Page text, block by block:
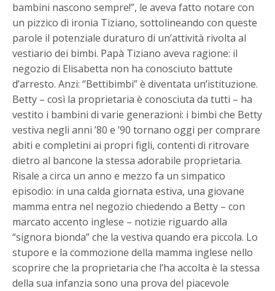
bambini nascono sempre!”, le aveva fatto notare con
un pizzico di ironia Tiziano, sottolineando con queste
parole il potenziale duraturo di un’attività rivolta al
vestiario dei bimbi. Papà Tiziano aveva ragione: il
negozio di Elisabetta non ha conosciuto battute
d’arresto. Anzi: “Bettibimbi” è diventata un’istituzione.
Betty – così la proprietaria è conosciuta da tutti – ha
vestito i bambini di varie generazioni: i bimbi che Betty
vestiva negli anni ’80 e ’90 tornano oggi per comprare
abiti e completini ai propri figli, contenti di ritrovare
dietro al bancone la stessa adorabile proprietaria.
Risale a circa un anno e mezzo fa un simpatico
episodio: in una calda giornata estiva, una giovane
mamma entra nel negozio chiedendo a Betty – con
marcato accento inglese – notizie riguardo alla
“signora bionda” che la vestiva quando era piccola. Lo
stupore e la commozione della mamma inglese nello
scoprire che la proprietaria che l’ha accolta è la stessa
della sua infanzia sono una prova del piacevole